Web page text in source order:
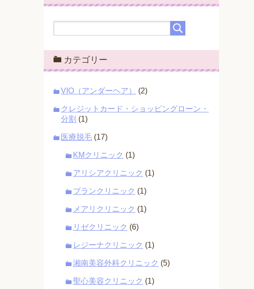
カテゴリー
VIO（アンダーヘア） (2)
クレジットカード・ショッピングローン・
分割 (1)
医療脱毛 (17)
KMクリニック (1)
アリシアクリニック (1)
ブランクリニック (1)
メアリクリニック (1)
リゼクリニック (6)
レジーナクリニック (1)
湘南美容外科クリニック (5)
聖心美容クリニック (1)